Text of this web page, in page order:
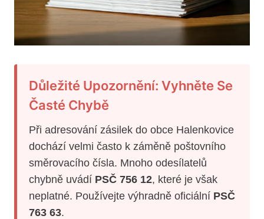
Důležité Upozornění: Vyhněte Se
Časté Chybě
Při adresování zásilek do obce Halenkovice
dochází velmi často k záměně poštovního
směrovacího čísla. Mnoho odesílatelů
chybně uvádí PSČ 756 12, které je však
neplatné. Používejte výhradně oficiální PSČ
763 63.